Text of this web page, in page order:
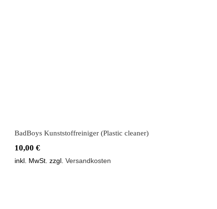
BadBoys Kunststoffreiniger (Plastic cleaner)
10,00 €
inkl. MwSt. zzgl. Versandkosten